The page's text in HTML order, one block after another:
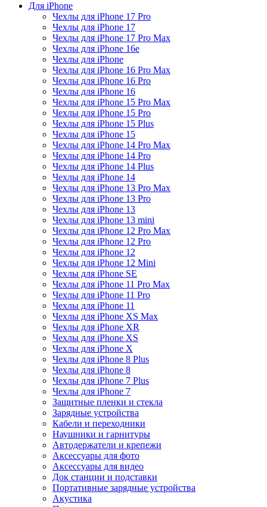
Для iPhone
Чехлы для iPhone 17 Pro
Чехлы для iPhone 17
Чехлы для iPhone 17 Pro Max
Чехлы для iPhone 16e
Чехлы для iPhone
Чехлы для iPhone 16 Pro Max
Чехлы для iPhone 16 Pro
Чехлы для iPhone 16
Чехлы для iPhone 15 Pro Max
Чехлы для iPhone 15 Pro
Чехлы для iPhone 15 Plus
Чехлы для iPhone 15
Чехлы для iPhone 14 Pro Max
Чехлы для iPhone 14 Pro
Чехлы для iPhone 14 Plus
Чехлы для iPhone 14
Чехлы для iPhone 13 Pro Max
Чехлы для iPhone 13 Pro
Чехлы для iPhone 13
Чехлы для iPhone 13 mini
Чехлы для iPhone 12 Pro Max
Чехлы для iPhone 12 Pro
Чехлы для iPhone 12
Чехлы для iPhone 12 Mini
Чехлы для iPhone SE
Чехлы для iPhone 11 Pro Max
Чехлы для iPhone 11 Pro
Чехлы для iPhone 11
Чехлы для iPhone XS Max
Чехлы для iPhone XR
Чехлы для iPhone XS
Чехлы для iPhone X
Чехлы для iPhone 8 Plus
Чехлы для iPhone 8
Чехлы для iPhone 7 Plus
Чехлы для iPhone 7
Защитные пленки и стекла
Зарядные устройства
Кабели и переходники
Наушники и гарнитуры
Автодержатели и крепежи
Аксессуары для фото
Аксессуары для видео
Док станции и подставки
Портативные зарядные устройства
Акустика